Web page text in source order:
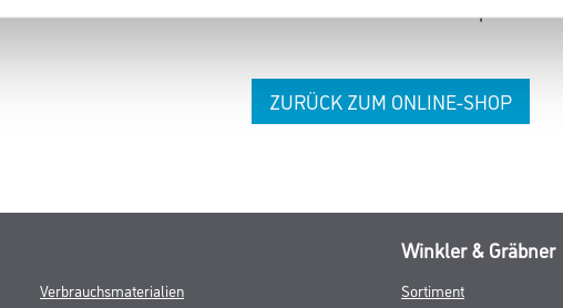
ZURÜCK ZUM ONLINE-SHOP
Verbrauchsmaterialien
Winkler & Gräbner
Sortiment